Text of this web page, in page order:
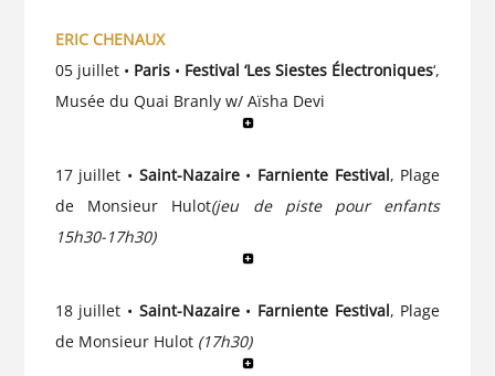
ERIC CHENAUX
05 juillet • Paris• Festival ‘Les Siestes Électroniques‘,
Musée du Quai Branly w/ Aïsha Devi
17 juillet • Saint-Nazaire• Farniente Festival, Plage
de Monsieur Hulot(jeu de piste pour enfants
15h30-17h30)
18 juillet • Saint-Nazaire• Farniente Festival, Plage
de Monsieur Hulot (17h30)